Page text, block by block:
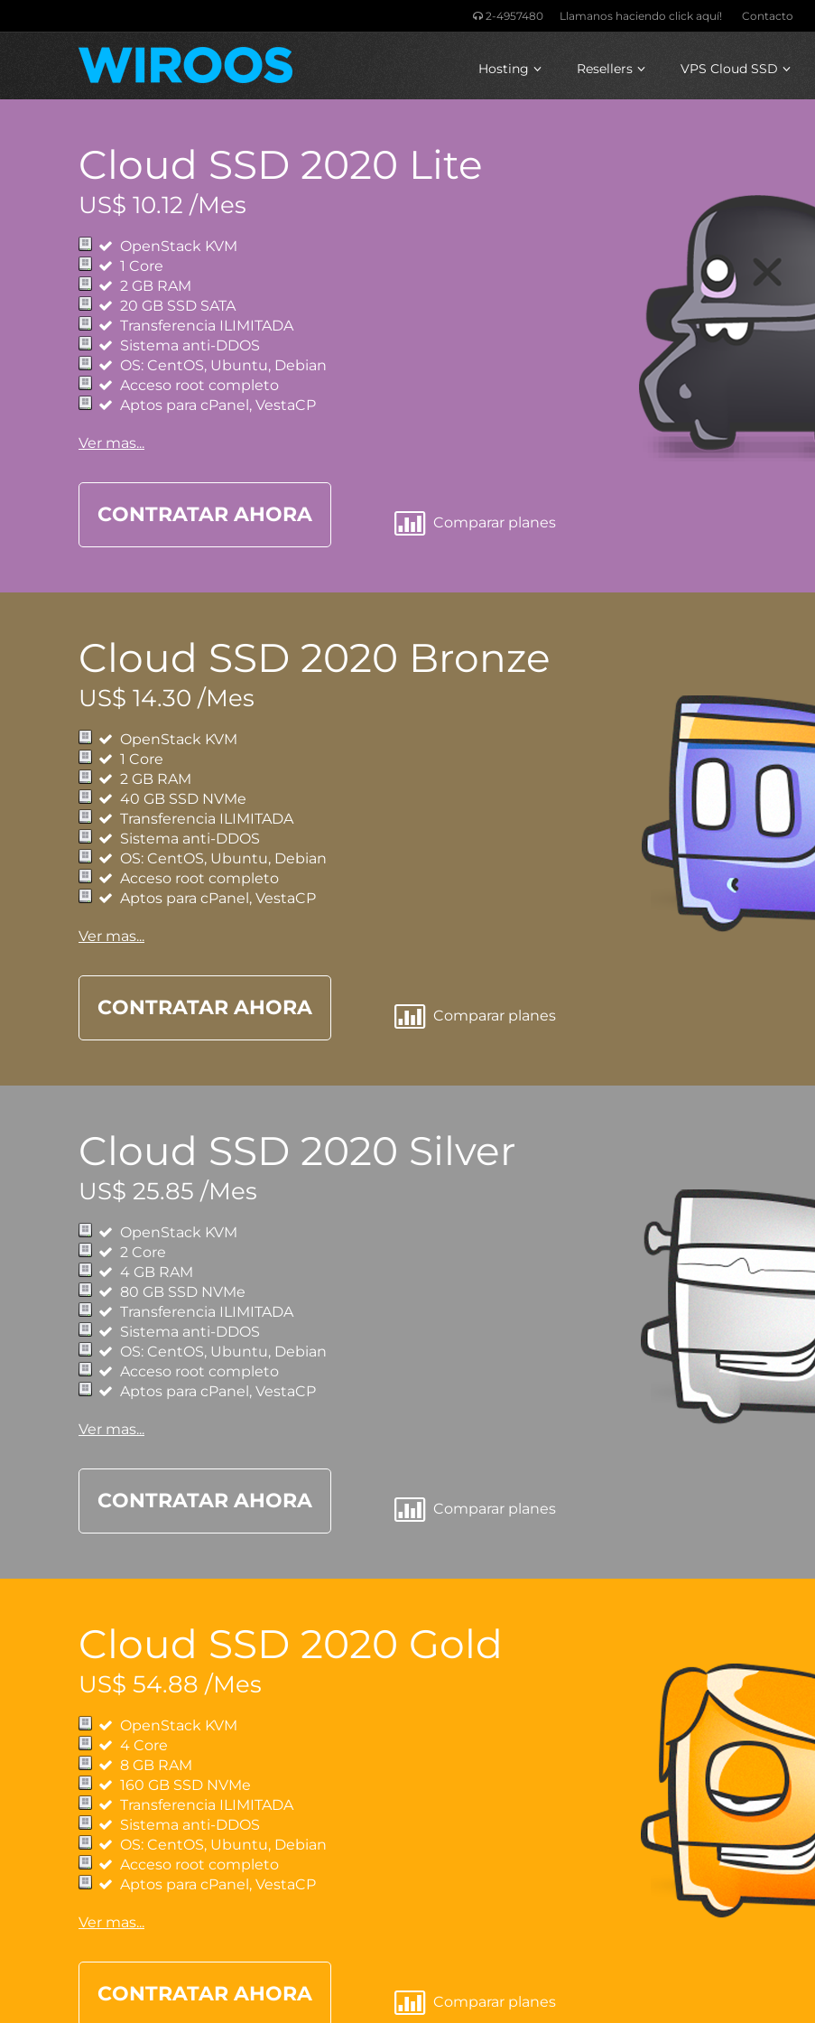
2-4957480 Llamanos haciendo click aquí! Contacto
Hosting Resellers VPS Cloud SSD
Cloud SSD 2020 Lite
US$ 10.12 /Mes
OpenStack KVM
1 Core
2 GB RAM
20 GB SSD SATA
Transferencia ILIMITADA
Sistema anti-DDOS
OS: CentOS, Ubuntu, Debian
Acceso root completo
Aptos para cPanel, VestaCP
Ver mas...
CONTRATAR AHORA Comparar planes
Cloud SSD 2020 Bronze
US$ 14.30 /Mes
OpenStack KVM
1 Core
2 GB RAM
40 GB SSD NVMe
Transferencia ILIMITADA
Sistema anti-DDOS
OS: CentOS, Ubuntu, Debian
Acceso root completo
Aptos para cPanel, VestaCP
Ver mas...
CONTRATAR AHORA Comparar planes
Cloud SSD 2020 Silver
US$ 25.85 /Mes
OpenStack KVM
2 Core
4 GB RAM
80 GB SSD NVMe
Transferencia ILIMITADA
Sistema anti-DDOS
OS: CentOS, Ubuntu, Debian
Acceso root completo
Aptos para cPanel, VestaCP
Ver mas...
CONTRATAR AHORA Comparar planes
Cloud SSD 2020 Gold
US$ 54.88 /Mes
OpenStack KVM
4 Core
8 GB RAM
160 GB SSD NVMe
Transferencia ILIMITADA
Sistema anti-DDOS
OS: CentOS, Ubuntu, Debian
Acceso root completo
Aptos para cPanel, VestaCP
Ver mas...
CONTRATAR AHORA Comparar planes